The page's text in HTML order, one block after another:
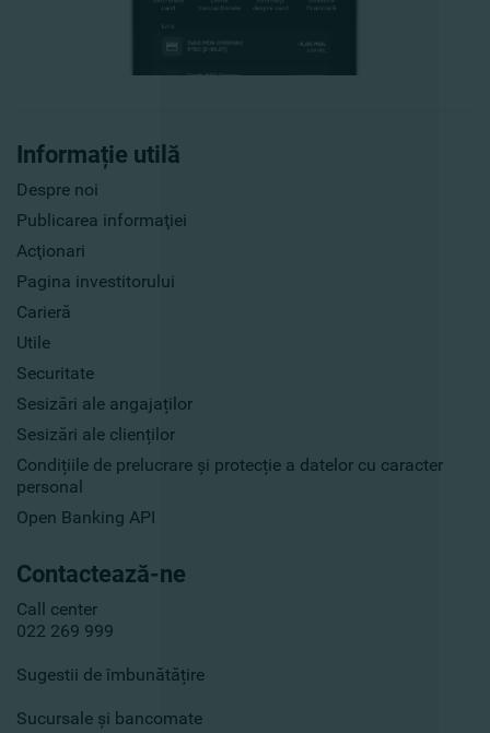
Informație utilă
Despre noi
Publicarea informaţiei
Acţionari
Pagina investitorului
Carieră
Utile
Securitate
Sesizări ale angajaților
Sesizări ale clienților
Condițiile de prelucrare și protecție a datelor cu caracter
personal
Open Banking API
Contactează-ne
Call center
022 269 999
Sugestii de îmbunătățire
Sucursale și bancomate